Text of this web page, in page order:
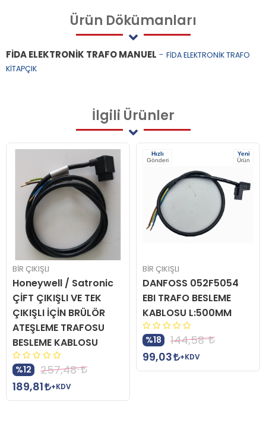
Ürün Dökümanları
FİDA ELEKTRONİK TRAFO MANUEL - FİDA ELEKTRONİK TRAFO
KİTAPÇIK
İlgili Ürünler
BİR ÇIKIŞLI
Honeywell / Satronic
ÇİFT ÇIKIŞLI VE TEK
ÇIKIŞLI İÇİN BRÜLÖR
ATEŞLEME TRAFOSU
BESLEME KABLOSU
%12
257,48
189,81
+KDV
Hızlı
Gönderi
Yeni
Ürün
BİR ÇIKIŞLI
DANFOSS 052F5054
EBI TRAFO BESLEME
KABLOSU L:500MM
%18
144,58
99,03
+KDV